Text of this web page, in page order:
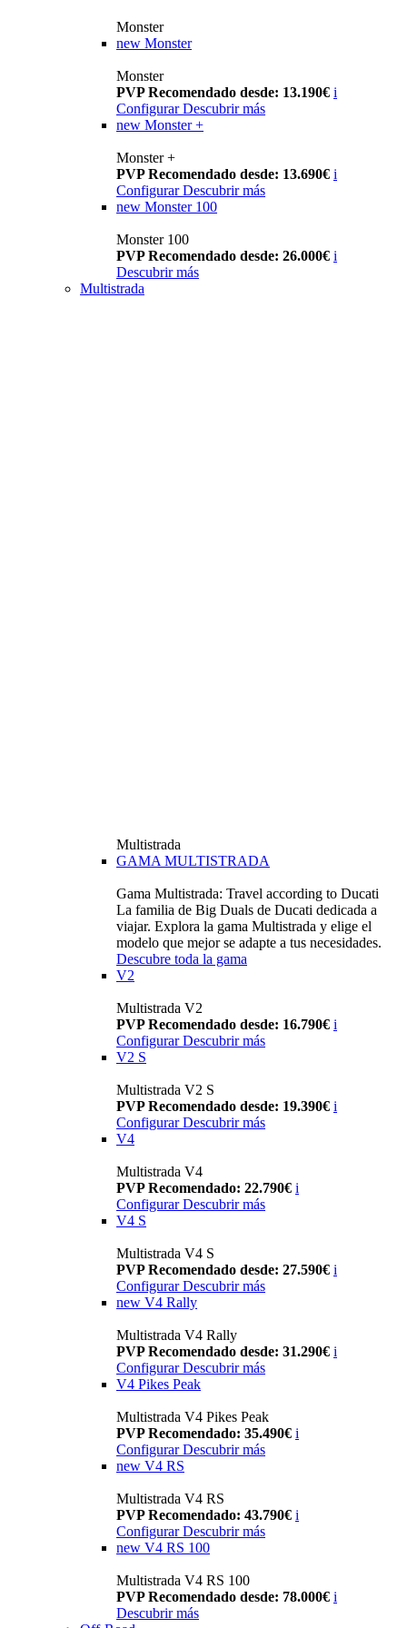
Monster
new Monster
Monster
PVP Recomendado desde: 13.190€ i
Configurar Descubrir más
new Monster +
Monster +
PVP Recomendado desde: 13.690€ i
Configurar Descubrir más
new Monster 100
Monster 100
PVP Recomendado desde: 26.000€ i
Descubrir más
Multistrada
Multistrada
GAMA MULTISTRADA
Gama Multistrada: Travel according to Ducati
La familia de Big Duals de Ducati dedicada a
viajar. Explora la gama Multistrada y elige el
modelo que mejor se adapte a tus necesidades.
Descubre toda la gama
V2
Multistrada V2
PVP Recomendado desde: 16.790€ i
Configurar Descubrir más
V2 S
Multistrada V2 S
PVP Recomendado desde: 19.390€ i
Configurar Descubrir más
V4
Multistrada V4
PVP Recomendado: 22.790€ i
Configurar Descubrir más
V4 S
Multistrada V4 S
PVP Recomendado desde: 27.590€ i
Configurar Descubrir más
new V4 Rally
Multistrada V4 Rally
PVP Recomendado desde: 31.290€ i
Configurar Descubrir más
V4 Pikes Peak
Multistrada V4 Pikes Peak
PVP Recomendado: 35.490€ i
Configurar Descubrir más
new V4 RS
Multistrada V4 RS
PVP Recomendado: 43.790€ i
ConfigurarDescubrir más
new V4 RS 100
Multistrada V4 RS 100
PVP Recomendado desde: 78.000€ i
Descubrir más